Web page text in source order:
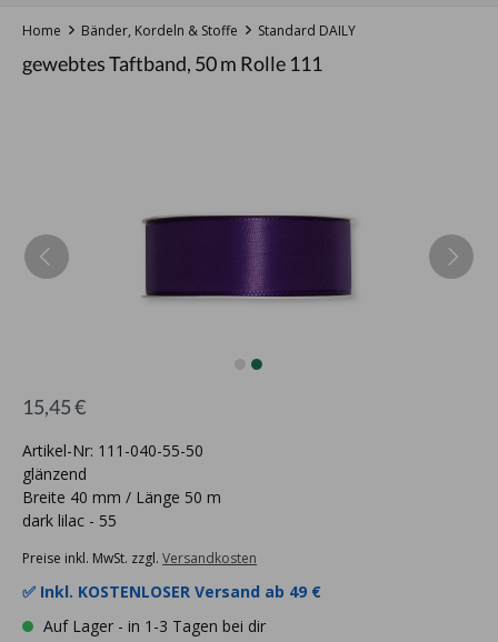
Home Bänder, Kordeln & Stoffe Standard DAILY
gewebtes Taftband, 50 m Rolle 111
15,45 €
Artikel-Nr: 111-040-55-50
glänzend
Breite 40 mm / Länge 50 m
dark lilac - 55
Preise inkl. MwSt. zzgl. Versandkosten
✅ Inkl. KOSTENLOSER Versand ab 49 €
Auf Lager - in 1-3 Tagen bei dir